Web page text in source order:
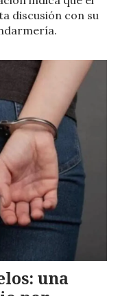
discusión con su
una